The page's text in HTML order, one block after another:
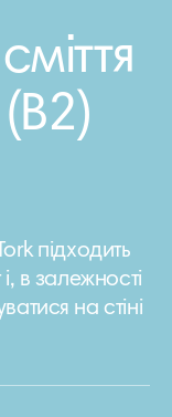
підходить
в залежності
на стіні